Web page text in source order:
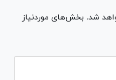
شد. بخش‌های موردنیاز